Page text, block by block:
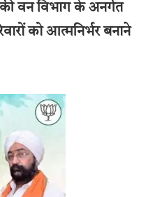
वन विभाग के अनर्गत
को आत्मनिर्भर बनाने